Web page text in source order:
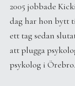
2005 jobbade
dag har hon bytt
ett tag sedan
att plugga
psykolog i Örebro.